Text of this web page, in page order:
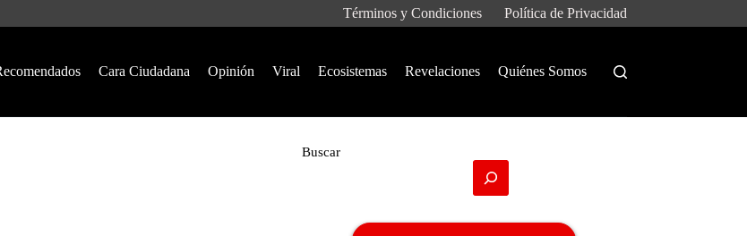
Términos y Condiciones Política de Privacidad
Cara Ciudadana Opinión Viral Ecosistemas Revelaciones Quiénes Somos
Buscar